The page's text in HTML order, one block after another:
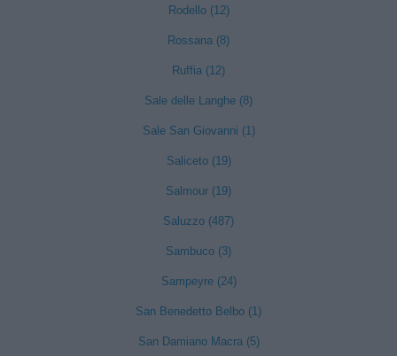
Rodello (12)
Rossana (8)
Ruffia (12)
Sale delle Langhe (8)
Sale San Giovanni (1)
Saliceto (19)
Salmour (19)
Saluzzo (487)
Sambuco (3)
Sampeyre (24)
San Benedetto Belbo (1)
San Damiano Macra (5)